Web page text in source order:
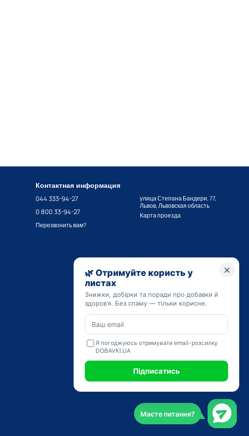
Контактная информация
044 333-94-27
0 800 33-94-27
Перезвонить вам?
улица Степана Бандери, 77,
Львов, Львовская область
Карта проезда